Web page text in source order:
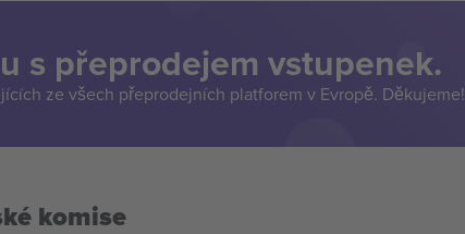
s přeprodejem vstupenek.
ze všech přeprodejních platforem v Evropě. Děkujeme!
komise